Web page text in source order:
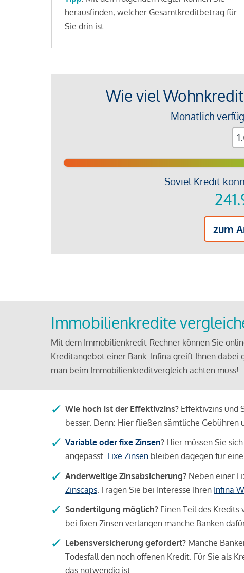
herausfinden, welcher Gesamtkreditbetrag für
Sie drin ist.
Wie viel
Monatlich
Soviel Kredit
zum
Immobilienkredite
Mit dem Immobilienkredit-Rechner können Sie
Kreditangebot einer Bank. Infina greift Ihnen dabei
man beim Immobilienkreditvergleich achten muss!
Wie hoch ist der Effektivzins? Effektivzins und
besser. Denn: Hier fließen sämtliche
Variable oder fixe Zinsen? Hier müssen Sie
angepasst. Fixe Zinsen bleiben dagegen für
Anderweitige Zinsabsicherung? Neben einer
Zinscaps . Fragen Sie bei Interesse Ihren Infina
Sondertilgung möglich? Einen Teil des
bei fixen Zinsen verlangen manche Banken
Lebensversicherung gefordert? Manche
Todesfall den noch offenen Kredit. Für Sie als
das notwendig ist.